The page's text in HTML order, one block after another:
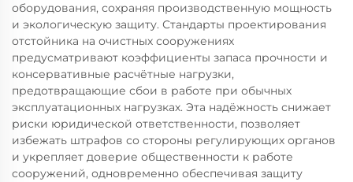
оборудования, сохраняя производственную мощность
и экологическую защиту. Стандарты проектирования
отстойника на очистных сооружениях
предусматривают коэффициенты запаса прочности и
консервативные расчётные нагрузки,
предотвращающие сбои в работе при обычных
эксплуатационных нагрузках. Эта надёжность снижает
риски юридической ответственности, позволяет
избежать штрафов со стороны регулирующих органов
и укрепляет доверие общественности к работе
сооружений, одновременно обеспечивая защиту